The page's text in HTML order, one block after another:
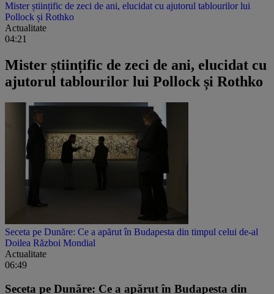
Mister științific de zeci de ani, elucidat cu ajutorul tablourilor lui
Pollock și Rothko
Actualitate
04:21
Mister științific de zeci de ani, elucidat cu
ajutorul tablourilor lui Pollock și Rothko
Seceta pe Dunăre: Ce a apărut în Budapesta din timpul celui de-al
Doilea Război Mondial
Actualitate
06:49
Seceta pe Dunăre: Ce a apărut în Budapesta din